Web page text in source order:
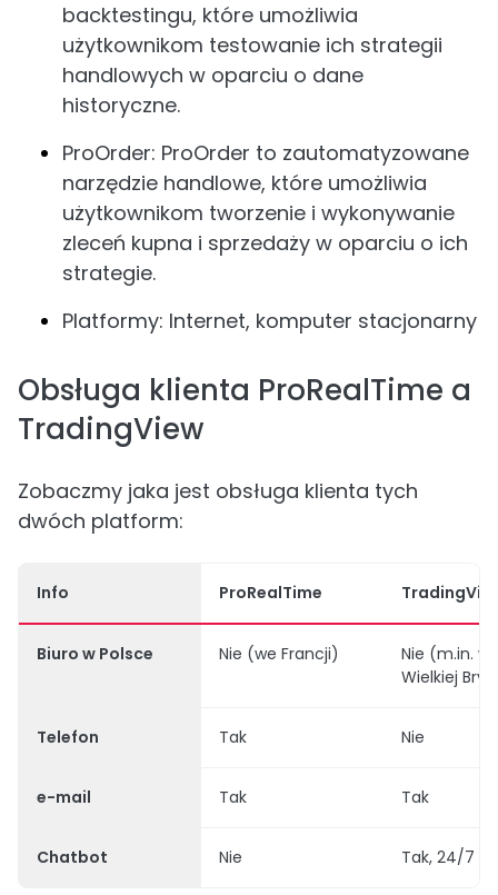
backtestingu, które umożliwia
użytkownikom testowanie ich strategii
handlowych w oparciu o dane
historyczne.
ProOrder: ProOrder to zautomatyzowane
narzędzie handlowe, które umożliwia
użytkownikom tworzenie i wykonywanie
zleceń kupna i sprzedaży w oparciu o ich
strategie.
Platformy: Internet, komputer stacjonarny
Obsługa klienta ProRealTime a
TradingView
Zobaczmy jaka jest obsługa klienta tych
dwóch platform:
Info ProRealTime
Biuro w Polsce Nie (we Francji)
Nie (m.in. w
Wielkiej
Telefon Tak Nie
e-mail Tak Tak
Chatbot Nie Tak, 24/7